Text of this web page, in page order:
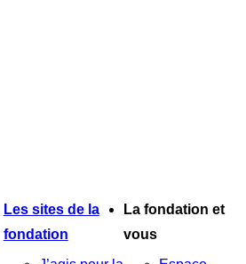
Les sites de la
fondation
La fondation et
vous